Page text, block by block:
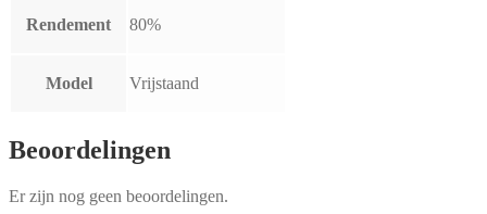
Rendement 80%
Model Vrijstaand
Beoordelingen
Er zijn nog geen beoordelingen.